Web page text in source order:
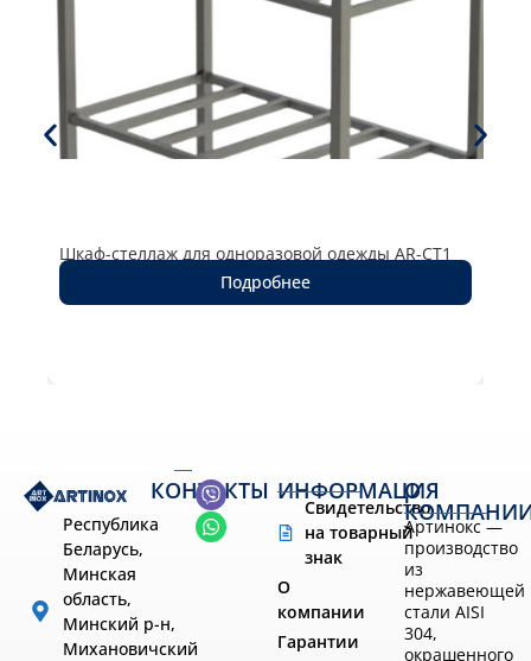
Шкаф-стеллаж для одноразовой одежды AR-CT1
Подробнее
Республика
Беларусь,
Минская
область,
Минский р-н,
Михановичский
КОНТАКТЫ ИНФОРМАЦИЯ
Свидетельство
на товарный
знак
О
компании
Гарантии
О
Артинокс —
производство
из
нержавеющей
стали AISI
304,
окрашенного